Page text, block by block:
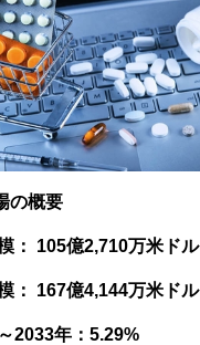
の概要
： 105億2,710万米ドル
： 167億4,144万米ドル
2033年：5.29%